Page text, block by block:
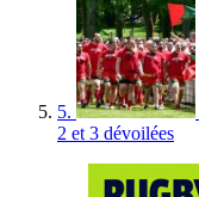
5.
2 et 3 dévoilées